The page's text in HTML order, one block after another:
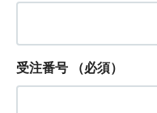
受注番号 （必須）